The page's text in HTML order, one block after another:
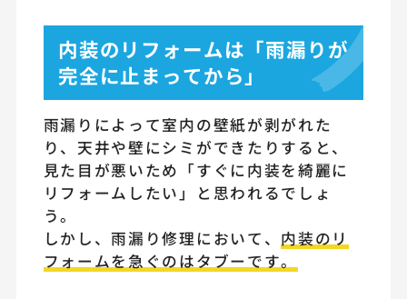
内装のリフォームは「雨漏りが
完全に止まってから」
雨漏りによって室内の壁紙が剥がれた
り、天井や壁にシミができたりすると、
見た目が悪いため「すぐに内装を綺麗に
リフォームしたい」と思われるでしょ
う。
しかし、雨漏り修理において、 内装のリ
フォームを急ぐのはタブーです。